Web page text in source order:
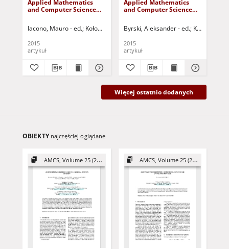
E-ISSN 2083-8492
Strona Redakcji
Applied Mathematics
and Computer Science
Contents
Iacono, Mauro - ed. Kołodziej, Joanna - ed.
2015
artykuł
Applied Mathematics
and Computer Science
Contents
Byrski, Aleksander - ed. Kisiel-
2015
artykuł
Więcej ostatnio dodanych
OBIEKTY najczęściej oglądane
AMCS, Volume 25 (2015) AMCS, Volume 25 (2015)